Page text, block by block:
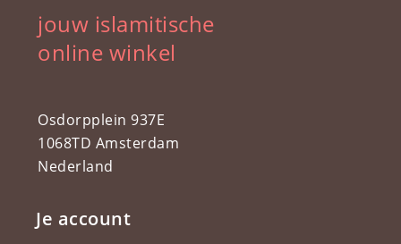
jouw islamitische
online winkel
Osdorpplein 937E
1068TD Amsterdam
Nederland
Je account